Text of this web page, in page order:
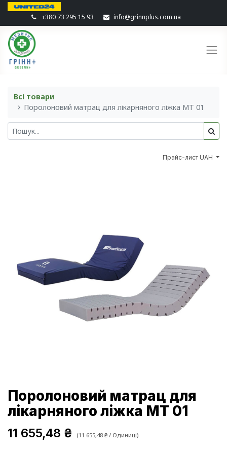
+380 73 295 15 93 info@grinnplus.com.ua
Всі товари
Поролоновий матрац для лікарняного ліжка MT 01
Прайс-лист UAH
Поролоновий матрац для
лікарняного ліжка MT 01
11 655,48 ₴ (11 655,48 ₴ / Одиниці)